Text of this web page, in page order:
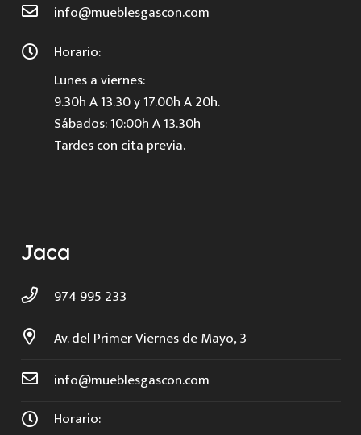
info@mueblesgascon.com
Horario:
Lunes a viernes:
9.30h A 13.30 y 17.00h A 20h.
Sábados: 10:00h A 13.30h
Tardes con cita previa.
Jaca
974 995 233
Av. del Primer Viernes de Mayo, 3
info@mueblesgascon.com
Horario: